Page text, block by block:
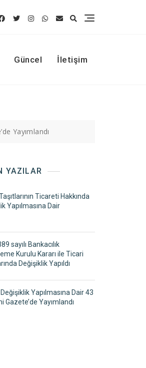
Güncel İletişim
Yayımlandı
YAZILAR
Ticareti Hakkında
Yapılmasına Dair
sayılı Bankacılık
Kurulu Kararı ile Ticari
Değişiklik Yapıldı
Yapılmasına Dair 43
Gazete’de Yayımlandı